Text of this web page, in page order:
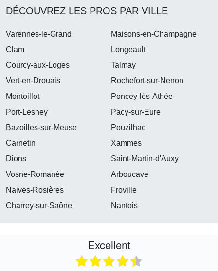
DÉCOUVREZ LES PROS PAR VILLE
Varennes-le-Grand
Maisons-en-Champagne
Clam
Longeault
Courcy-aux-Loges
Talmay
Vert-en-Drouais
Rochefort-sur-Nenon
Montoillot
Poncey-lès-Athée
Port-Lesney
Pacy-sur-Eure
Bazoilles-sur-Meuse
Pouzilhac
Carnetin
Xammes
Dions
Saint-Martin-d'Auxy
Vosne-Romanée
Arboucave
Naives-Rosières
Froville
Charrey-sur-Saône
Nantois
Excellent